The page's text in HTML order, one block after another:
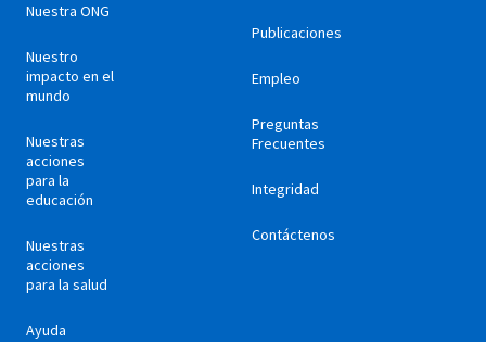
Nuestra ONG
Nuestro
impacto en el
mundo
Nuestras
acciones
para la
educación
Nuestras
acciones
para la salud
Ayuda
Publicaciones
Empleo
Preguntas
Frecuentes
Integridad
Contáctenos